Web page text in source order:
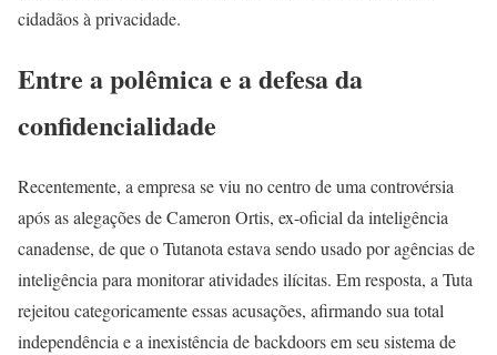
cidadãos à privacidade.
Entre a polêmica e a defesa da
confidencialidade
Recentemente, a empresa se viu no centro de uma controvérsia
após as alegações de Cameron Ortis, ex-oficial da inteligência
canadense, de que o Tutanota estava sendo usado por agências de
inteligência para monitorar atividades ilícitas. Em resposta, a Tuta
rejeitou categoricamente essas acusações, afirmando sua total
independência e a inexistência de backdoors em seu sistema de